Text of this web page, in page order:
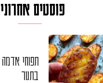
פוסטים
תפוחי אדמה
בתנור